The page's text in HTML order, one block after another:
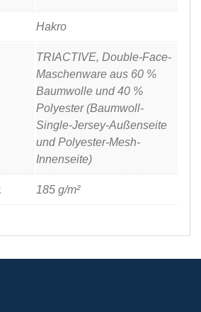
Hakro
TRIACTIVE, Double-Face-
Maschenware aus 60 %
Baumwolle und 40 %
Polyester (Baumwoll-
Single-Jersey-Außenseite
und Polyester-Mesh-
Innenseite)
185 g/m²